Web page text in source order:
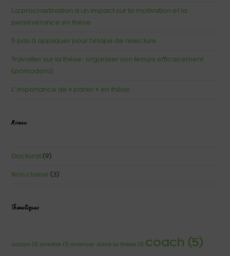
La procrastination a un impact sur la motivation et la
persévérance en thèse
5 pas à appliquer pour l’étape de relecture
Travailler sur la thèse : organiser son temps efficacement
(pomodoro)
L’importance de « parler » en thèse
Niveau
Doctorat (9)
Non classé (3)
Thématiques
action (1) anxiété (1) avancer dans la thèse (1) coach (5)